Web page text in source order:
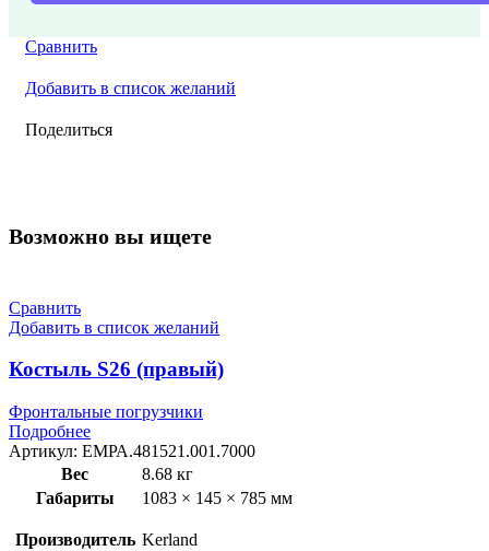
Сравнить
Добавить в список желаний
Поделиться
Возможно вы ищете
Сравнить
Добавить в список желаний
Костыль S26 (правый)
Фронтальные погрузчики
Подробнее
Артикул: ЕМРА.481521.001.7000
Вес
8.68 кг
Габариты
1083 × 145 × 785 мм
Производитель Kerland